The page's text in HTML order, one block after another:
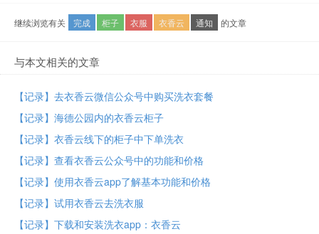
继续浏览有关 完成 柜子 衣服 衣香云 通知 的文章
与本文相关的文章
【记录】去衣香云微信公众号中购买洗衣套餐
【记录】海德公园内的衣香云柜子
【记录】衣香云线下的柜子中下单洗衣
【记录】查看衣香云公众号中的功能和价格
【记录】使用衣香云app了解基本功能和价格
【记录】试用衣香云去洗衣服
【记录】下载和安装洗衣app：衣香云